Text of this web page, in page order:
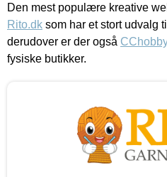
Den mest populære kreative
Rito.dk som har et stort udvalg
derudover er der også
fysiske butikker.